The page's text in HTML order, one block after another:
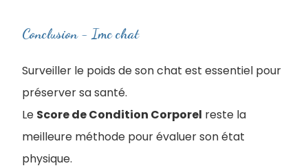
Conclusion - Imc chat
Surveiller le poids de son chat est essentiel pour
préserver sa santé.
Le Score de Condition Corporel reste la
meilleure méthode pour évaluer son état
physique.